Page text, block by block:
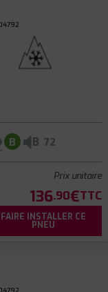
B B 72
Prix unitaire
136.90€TTC
FAIRE INSTALLER CE
PNEU